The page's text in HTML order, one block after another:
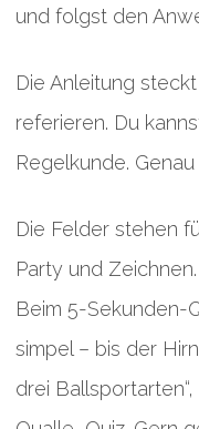
und folgst den
Die Anleitung
referieren. Du
Regelkunde.
Die Felder stehen
Party und Zeichnen.
Beim 5-Sekunden-
simpel – bis der
drei